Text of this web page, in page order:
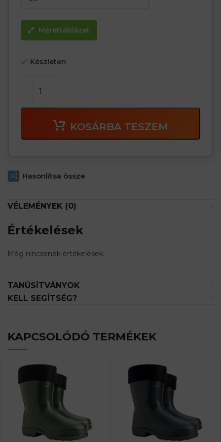
Mérettáblázat
Készleten
KOSÁRBA TESZEM
Hasonlítsa össze
VÉLEMÉNYEK (0)
Értékelések
Még nincsenek értékelések.
TANÚSÍTVÁNYOK
KELL SEGÍTSÉG?
KAPCSOLÓDÓ TERMÉKEK